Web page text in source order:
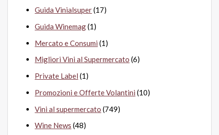
Guida Vinialsuper(17)
Guida Winemag(1)
Mercato e Consumi (1)
Migliori Vini al Supermercato (6)
Private Label (1)
Promozioni e Offerte Volantini (10)
Vini al supermercato (749)
Wine News (48)